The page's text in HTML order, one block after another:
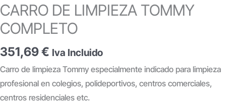
CARRO DE LIMPIEZA TOMMY
COMPLETO
351,69€ Iva Incluido
Carro de limpieza Tommy especialmente indicado para limpieza
profesional en colegios, polideportivos, centros comerciales,
centros residenciales etc.